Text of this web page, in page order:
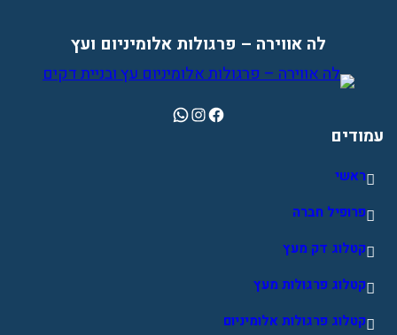
לה אווירה – פרגולות אלומיניום ועץ
Facebook
Instagram
WhatsApp
עמודים
ראשי
פרופיל חברה
קטלוג דק מעץ
קטלוג פרגולות מעץ
קטלוג פרגולות אלומיניום